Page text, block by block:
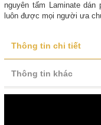
nguyên tấm Laminate
luôn được mọi người ưa
Thông tin chi tiết
Thông tin khác